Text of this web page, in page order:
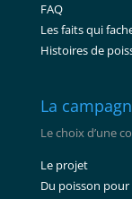
FAQ
Les faits qui
Histoires de
La
Le choix d’une
Le projet
Du poisson